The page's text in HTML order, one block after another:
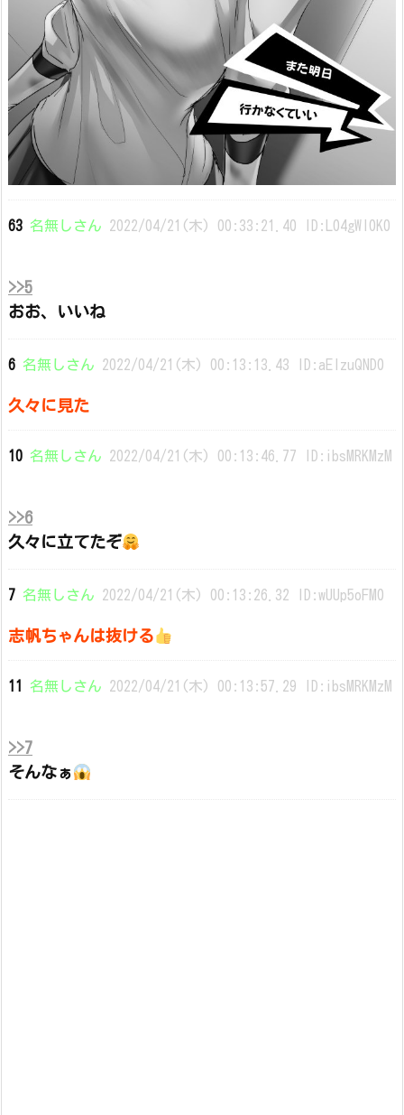
63 名無しさん 2022/04/21(木) 00:33:21.40 ID:L04gWl0K0
>>5
おお、いいね
6 名無しさん 2022/04/21(木) 00:13:13.43 ID:aEIzuQND0
久々に見た
10 名無しさん 2022/04/21(木) 00:13:46.77 ID:ibsMRKMzM
>>6
久々に立てたぞ
7 名無しさん 2022/04/21(木) 00:13:26.32 ID:wUUp5oFM0
志帆ちゃんは抜ける
11 名無しさん 2022/04/21(木) 00:13:57.29 ID:ibsMRKMzM
>>7
そんなぁ